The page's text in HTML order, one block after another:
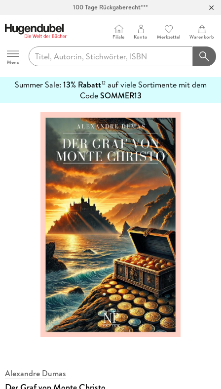
100 Tage Rückgaberecht***
Hugendubel
Menu
Filiale Konto Merkzettel Warenkorb
Summer Sale: 13% Rabatt12auf viele Sortimente mit dem
CodeSOMMER13
erfahren
Alexandre Dumas